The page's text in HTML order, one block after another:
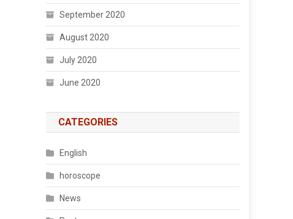
September 2020
August 2020
July 2020
June 2020
CATEGORIES
English
horoscope
News